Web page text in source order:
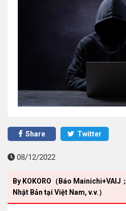
Share Twitter
08/12/2022
By KOKORO（Báo
Nhật Bản tại Việt Nam, v.v.）